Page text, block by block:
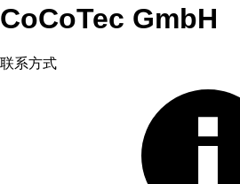
CoCoTec GmbH
联系方式